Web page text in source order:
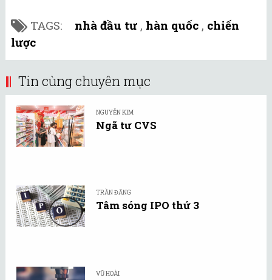
TAGS: nhà đầu tư , hàn quốc , chiến
lược
Tin cùng chuyên mục
NGUYỄN KIM
Ngã tư CVS
TRẦN ĐĂNG
Tâm sóng IPO thứ 3
VŨ HOÀI